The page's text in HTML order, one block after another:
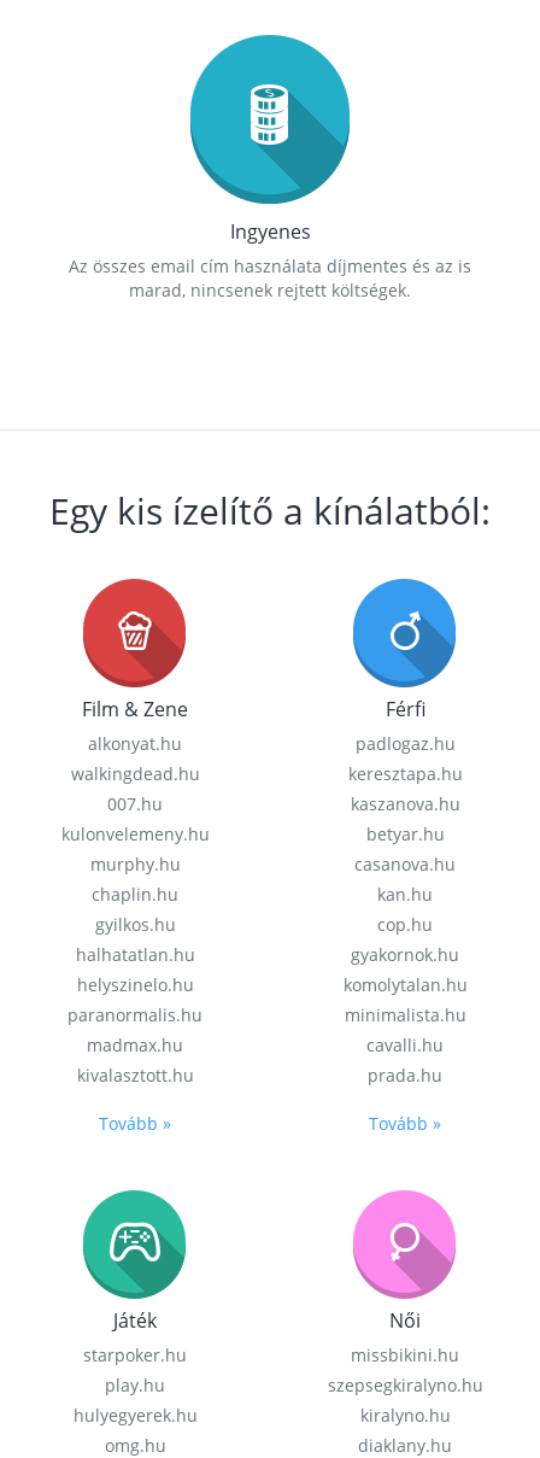
Ingyenes
Az összes email cím használata díjmentes és az is
marad, nincsenek rejtett költségek.
Egy kis ízelítő a kínálatból:
Film & Zene
alkonyat.hu
walkingdead.hu
007.hu
kulonvelemeny.hu
murphy.hu
chaplin.hu
gyilkos.hu
halhatatlan.hu
helyszinelo.hu
paranormalis.hu
madmax.hu
kivalasztott.hu
Tovább »
Férfi
padlogaz.hu
keresztapa.hu
kaszanova.hu
betyar.hu
casanova.hu
kan.hu
cop.hu
gyakornok.hu
komolytalan.hu
minimalista.hu
cavalli.hu
prada.hu
Tovább »
Játék
starpoker.hu
play.hu
hulyegyerek.hu
omg.hu
Női
missbikini.hu
szepsegkiralyno.hu
kiralyno.hu
diaklany.hu